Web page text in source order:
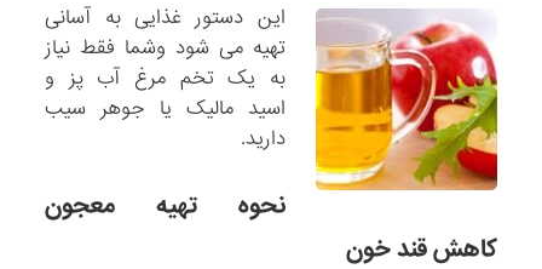
این دستور غذایی به آسانی
تهیه می شود وشما فقط نیاز
به یک تخم مرغ آب پز و
اسید مالیک یا جوهر سیب
دارید.
نحوه تهیه معجون
کاهش قند خون